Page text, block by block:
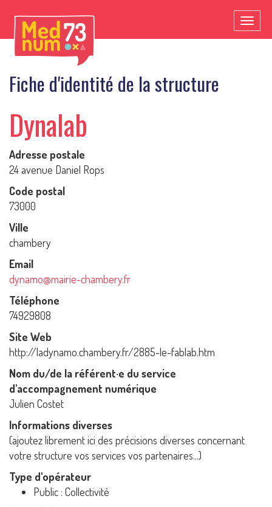
Fiche d'identité de la structure
Dynalab
Adresse postale
24 avenue Daniel Rops
Code postal
73000
Ville
chambery
Email
dynamo@mairie-chambery.fr
Téléphone
74929808
Site Web
http://ladynamo.chambery.fr/2885-le-fablab.htm
Nom du/de la référent·e du service
d'accompagnement numérique
Julien Costet
Informations diverses
(ajoutez librement ici des précisions diverses concernant
votre structure vos services vos partenaires...)
Type d'opérateur
Public : Collectivité